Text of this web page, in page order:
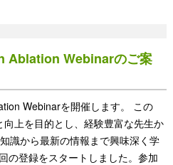
Ablation Webinarのご案
Webinarを開催します。 この
上を目的とし、経験豊富な先生か
識から最新の情報まで興味深く学
の登録をスタートしました。参加